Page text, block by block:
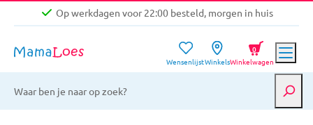
Op werkdagen voor 22:00 besteld, morgen in huis
Gratis verzending vanaf €39,-
Op werkdagen voor 22:00 besteld, morgen in huis
WensenlijstWinkelsWinkelwagen
0